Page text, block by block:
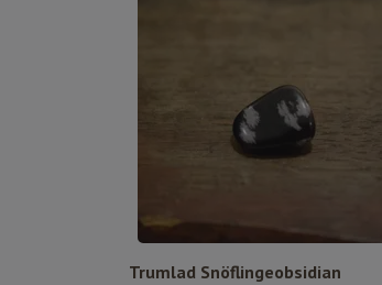
Trumlad Snöflingeobsidian